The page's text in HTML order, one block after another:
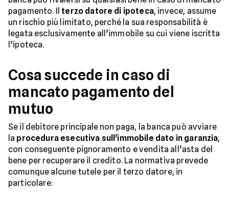
pagamento. Il terzo datore di ipoteca, invece, assume
un rischio più limitato, perché la sua responsabilità è
legata esclusivamente all’immobile su cui viene iscritta
l’ipoteca.
Cosa succede in caso di
mancato pagamento del
mutuo
Se il debitore principale non paga, la banca può avviare
la procedura esecutiva sull’immobile dato in garanzia,
con conseguente pignoramento e vendita all’asta del
bene per recuperare il credito. La normativa prevede
comunque alcune tutele per il terzo datore, in
particolare: